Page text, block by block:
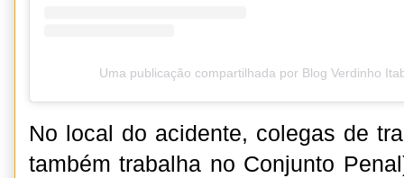
Uma publicação compartilhada por Blog Verdinho
No local do acidente, colegas de
também trabalha no Conjunto